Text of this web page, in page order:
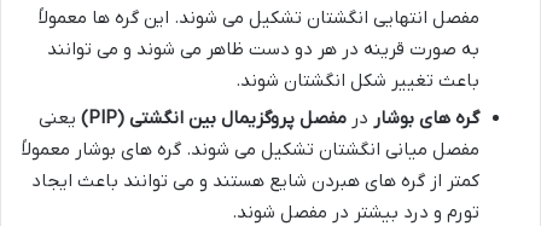
مفصل انتهایی انگشتان تشکیل می شوند. این گره ها معمولاً
به صورت قرینه در هر دو دست ظاهر می شوند و می توانند
باعث تغییر شکل انگشتان شوند.
گره های بوشار در مفصل پروگزیمال بین انگشتی (PIP)
یعنی
مفصل میانی انگشتان تشکیل می شوند. گره های بوشار معمولاً
کمتر از گره های هبردن شایع هستند و می توانند باعث ایجاد
تورم و درد بیشتر در مفصل شوند.